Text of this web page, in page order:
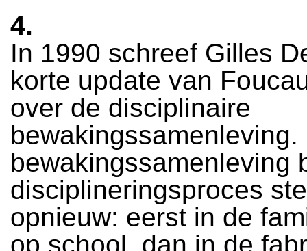
4.
In 1990 schreef Gilles
korte update van
over de disciplinaire
bewakingssamenleving.
bewakingssamenleving
disciplineringsproces
opnieuw: eerst in de
op school, dan in de